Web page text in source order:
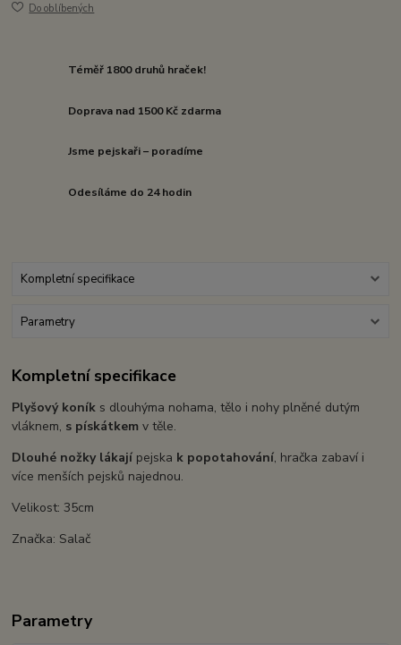
Do oblíbených
Téměř 1800 druhů hraček!
Doprava nad 1500 Kč zdarma
Jsme pejskaři – poradíme
Odesíláme do 24 hodin
Kompletní specifikace
Parametry
Kompletní specifikace
Plyšový koník s dlouhýma nohama, tělo i nohy plněné dutým
vláknem, s pískátkem v těle.
Dlouhé nožky lákají pejska k popotahování, hračka zabaví i
více menších pejsků najednou.
Velikost: 35cm
Značka: Salač
Parametry